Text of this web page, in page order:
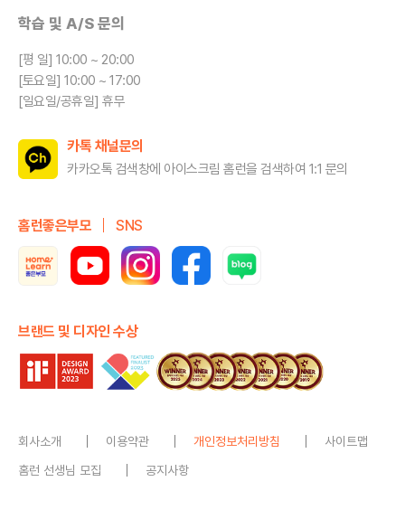
학습 및 A/S 문의
[평 일] 10:00 ~ 20:00
[토요일] 10:00 ~ 17:00
[일요일/공휴일] 휴무
카톡 채널문의
카카오톡 검색창에 아이스크림 홈런을 검색하여 1:1 문의
홈런좋은부모 SNS
브랜드 및 디자인 수상
회사소개 이용약관 개인정보처리방침
사이트맵
홈런 선생님 모집
공지사항